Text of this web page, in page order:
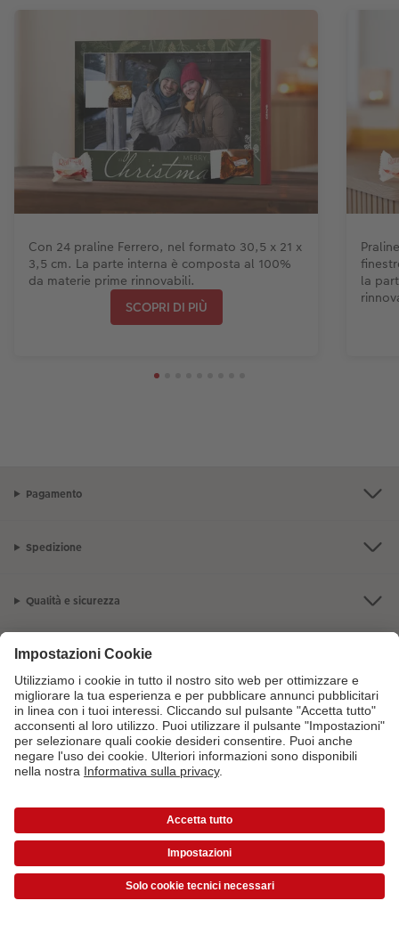
Con 24 praline Ferrero, nel formato 30,5 x 21 x
3,5 cm. La parte interna è composta al 100%
da materie prime rinnovabili.
SCOPRI DI PIÙ
la
Pagamento
Spedizione
Qualità e sicurezza
Servizio clienti
L'azienda CEWE
I nostri prodotti
Per maggiori informazioni sui prodotti o sugli ordini puoi chiamarci al
numero gratuito800141005dal lunedì alla domenica 9:00 - 20:00
*Tutti i prezzi si intendono IVA inclusa ed eventuali spese di spedizione escluse come
dalistino prezzi